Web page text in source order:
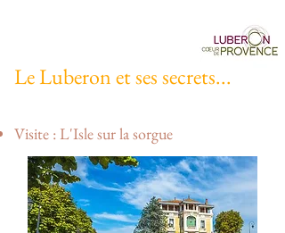
Le Luberon et ses secrets...
Visite : L'Isle sur la sorgue